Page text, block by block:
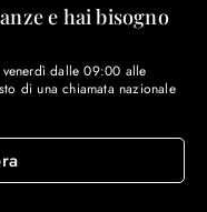
e hai bisogno
dalle 09:00 alle
di una chiamata nazionale